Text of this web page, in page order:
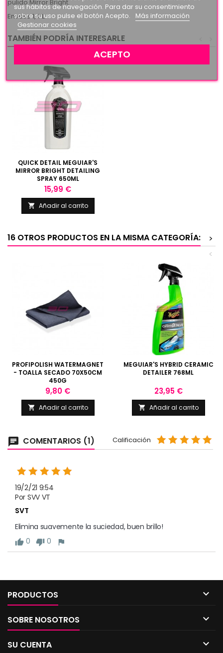
pulido Mirror Bright.
Envase 1,4 L.
TAMBIÉN PODRÍA INTERESARLE
QUICK DETAIL MEGUIAR'S
MIRROR BRIGHT DETAILING
SPRAY 650ML
Precio
15,99 €
 Añadir al carrito
16 OTROS PRODUCTOS EN LA MISMA CATEGORÍA:
>
<
PROFIPOLISH WATERMAGNET
- TOALLA SECADO 70X50CM
450G
Precio
9,80 €
 Añadir al carrito
MEGUIAR'S HYBRID CERAMIC
DETAILER 768ML
Precio
23,95 €
 Añadir al carrito
chat COMENTARIOS (1) Calificación
19/2/21 9:54
Por SVV VT
SVT
Elimina suavemente la suciedad, buen brillo!
thumb_up 0 thumb_down 0 flag
PRODUCTOS 
SOBRE NOSOTROS 
SU CUENTA 
sus hábitos de navegación. Para dar su consentimiento
sobre su uso pulse el botón Acepto.
Más información
Gestionar cookies
ACEPTO